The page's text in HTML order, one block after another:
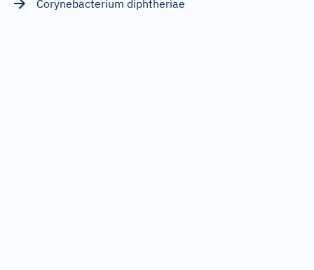
Corynebacterium diphtheriae